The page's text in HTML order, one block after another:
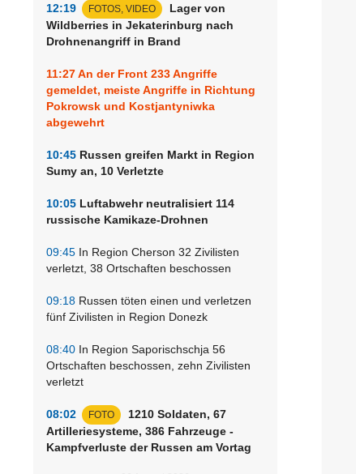
12:19 FOTOS, VIDEO
Lager von
Wildberries in Jekaterinburg nach
Drohnenangriff in Brand
11:27An der Front 233 Angriffe
gemeldet, meiste Angriffe in Richtung
Pokrowsk und Kostjantyniwka
abgewehrt
10:45 Russen greifen Markt in Region
Sumy an, 10 Verletzte
10:05 Luftabwehr neutralisiert 114
russische Kamikaze-Drohnen
09:45 In Region Cherson 32 Zivilisten
verletzt, 38 Ortschaften beschossen
09:18 Russen töten einen und verletzen
fünf Zivilisten in Region Donezk
08:40 In Region Saporischschja 56
Ortschaften beschossen, zehn Zivilisten
verletzt
08:02 FOTO
1210 Soldaten, 67
Artilleriesysteme, 386 Fahrzeuge -
Kampfverluste der Russen am Vortag